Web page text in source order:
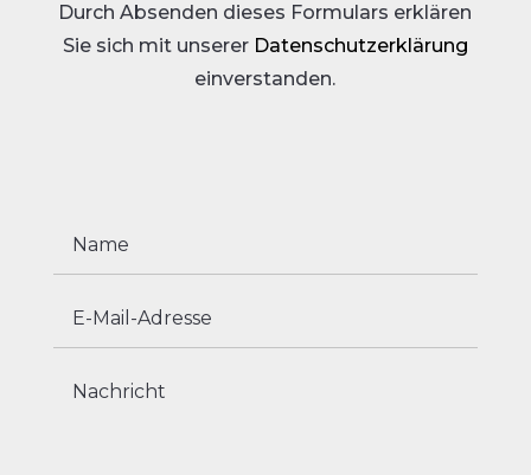
Durch Absenden dieses Formulars erklären
Sie sich mit unserer Datenschutzerklärung
einverstanden.